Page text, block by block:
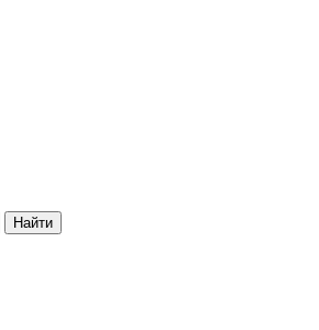
Найти